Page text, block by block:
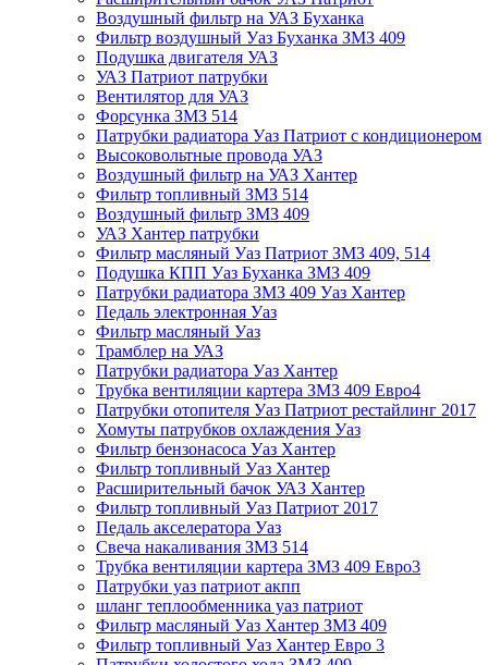
Воздушный фильтр на УАЗ Буханка
Фильтр воздушный Уаз Буханка ЗМЗ 409
Подушка двигателя УАЗ
УАЗ Патриот патрубки
Вентилятор для УАЗ
Форсунка ЗМЗ 514
Патрубки радиатора Уаз Патриот с кондиционером
Высоковольтные провода УАЗ
Воздушный фильтр на УАЗ Хантер
Фильтр топливный ЗМЗ 514
Воздушный фильтр ЗМЗ 409
УАЗ Хантер патрубки
Фильтр масляный Уаз Патриот ЗМЗ 409, 514
Подушка КПП Уаз Буханка ЗМЗ 409
Патрубки радиатора ЗМЗ 409 Уаз Хантер
Педаль электронная Уаз
Фильтр масляный Уаз
Трамблер на УАЗ
Патрубки радиатора Уаз Хантер
Трубка вентиляции картера ЗМЗ 409 Евро4
Патрубки отопителя Уаз Патриот рестайлинг 2017
Хомуты патрубков охлаждения Уаз
Фильтр бензонасоса Уаз Хантер
Фильтр топливный Уаз Хантер
Расширительный бачок УАЗ Хантер
Фильтр топливный Уаз Патриот 2017
Педаль акселератора Уаз
Свеча накаливания ЗМЗ 514
Трубка вентиляции картера ЗМЗ 409 Евро3
Патрубки уаз патриот акпп
шланг теплообменника уаз патриот
Фильтр масляный Уаз Хантер ЗМЗ 409
Фильтр топливный Уаз Хантер Евро 3